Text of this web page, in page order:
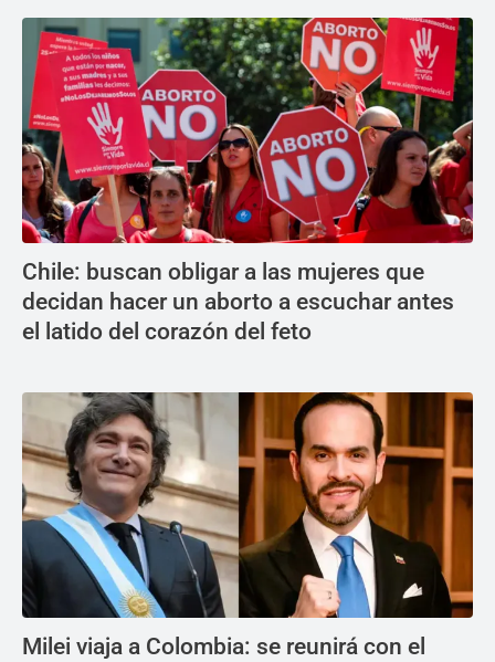
Chile: buscan obligar a las mujeres que
decidan hacer un aborto a escuchar antes
el latido del corazón del feto
Milei viaja a Colombia: se reunirá con el